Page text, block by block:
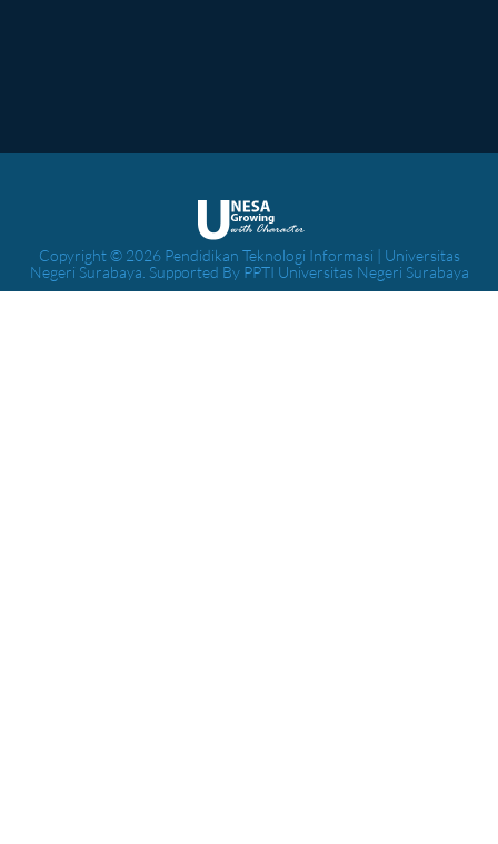
Copyright © 2026 Pendidikan Teknologi Informasi | Universitas
Negeri Surabaya. Supported By PPTI Universitas Negeri Surabaya